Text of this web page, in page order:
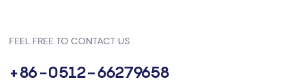
FEEL FREE TO CONTACT US
+86-0512-66279658